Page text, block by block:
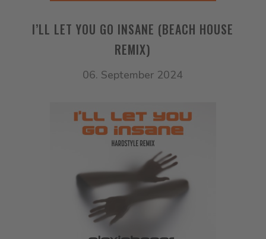
I’LL LET YOU GO INSANE (BEACH HOUSE
REMIX)
06. September 2024